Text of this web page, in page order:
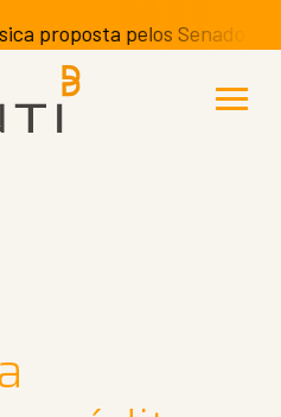
proposta pelos Senadores